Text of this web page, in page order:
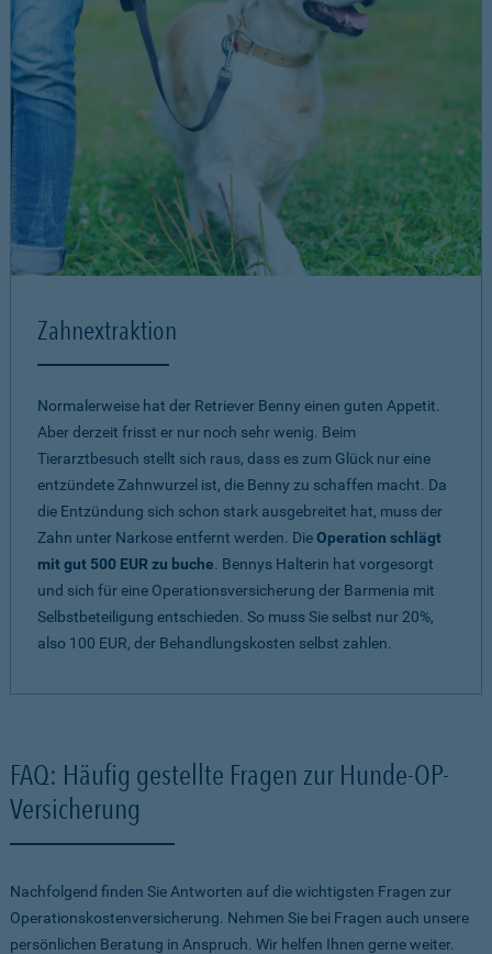
Zahnextraktion
Normalerweise hat der Retriever Benny einen guten Appetit.
Aber derzeit frisst er nur noch sehr wenig. Beim
Tierarztbesuch stellt sich raus, dass es zum Glück nur eine
entzündete Zahnwurzel ist, die Benny zu schaffen macht. Da
die Entzündung sich schon stark ausgebreitet hat, muss der
Zahn unter Narkose entfernt werden. DieOperation schlägt
mit gut 500 EUR zu buche. Bennys Halterin hat vorgesorgt
und sich für eine Operationsversicherung der Barmenia mit
Selbstbeteiligung entschieden. So muss Sie selbst nur 20%,
also 100 EUR, der Behandlungskosten selbst zahlen.
FAQ: Häufig gestellte Fragen zur Hunde-OP-
Versicherung
Nachfolgend finden Sie Antworten auf die wichtigsten Fragen zur
Operationskostenversicherung. Nehmen Sie bei Fragen auch unsere
persönlichen Beratung in Anspruch. Wir helfen Ihnen gerne weiter.